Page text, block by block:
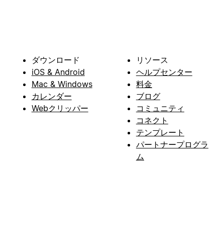
ダウンロード
iOS & Android
Mac & Windows
カレンダー
Webクリッパー
リソース
ヘルプセンター
料金
ブログ
コミュニティ
コネクト
テンプレート
パートナープログラ
ム